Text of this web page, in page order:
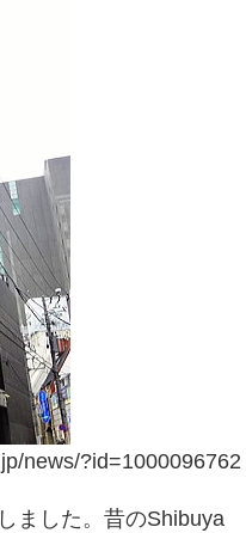
news/?id=1000096762
ました。昔のShibuya